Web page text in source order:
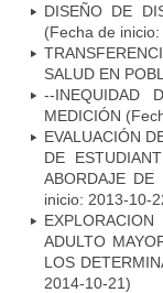
DISEÑO DE
(Fecha de
SALUD EN
--INEQUIDAD
MEDICIÓN
EVALUACIÓN
DE
ABORDAJE
inicio: 2013-10-
ADULTO
LOS
2014-10-21)